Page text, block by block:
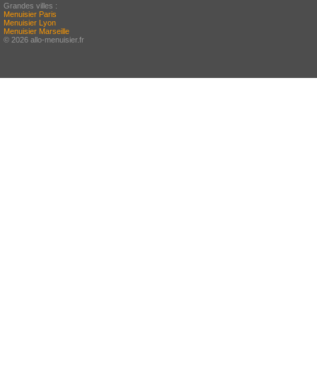
Grandes villes :
Menuisier Paris
Menuisier Lyon
Menuisier Marseille
© 2026 allo-menuisier.fr